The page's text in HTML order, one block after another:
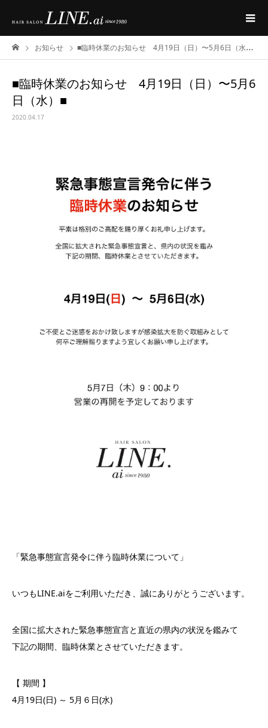
お知らせ ■臨時休業のお知らせ 4月19日（日）〜5月6日（水）■
■臨時休業のお知らせ 4月19日（日）〜5月6
日（水）■
2020.04.17
「緊急事態宣言発令に伴う臨時休業について」
いつもLINE.aiをご利用いただき、誠にありがとうございます。
全国に拡大された緊急事態宣言と直近の県内の状況を鑑みて
下記の期間、臨時休業とさせていただきます。
【 期間 】
4月19日(日) ～ 5月６日(水)